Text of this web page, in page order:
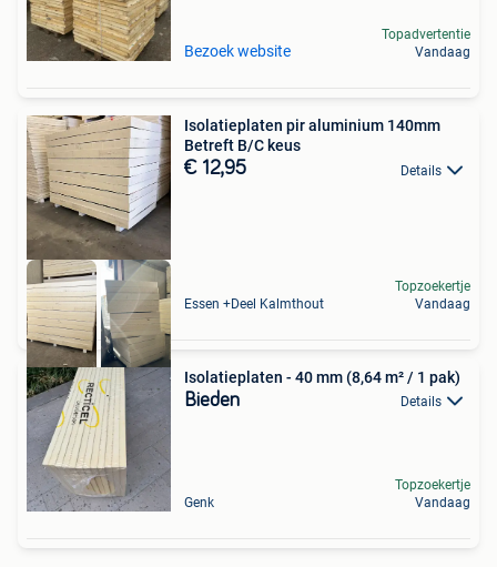
Bezoek website
Topadvertentie
Vandaag
Isolatieplaten pir aluminium 140mm
Betreft B/C keus
€ 12,95 Details
Essen +Deel Kalmthout
Topzoekertje
Vandaag
Isolatieplaten - 40 mm (8,64 m² / 1 pak)
Bieden Details
Genk
Topzoekertje
Vandaag